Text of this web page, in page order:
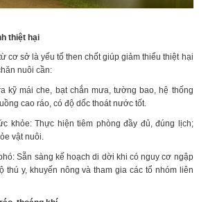
thiệt hại
cơ sở là yếu tố then chốt giúp giảm thiểu thiệt hại
nuôi cần:
kỹ mái che, bạt chắn mưa, tường bao, hệ thống
cao ráo, có độ dốc thoát nước tốt.
khỏe: Thực hiện tiêm phòng đầy đủ, đúng lịch;
vật nuôi.
Sẵn sàng kế hoạch di dời khi có nguy cơ ngập
thú y, khuyến nông và tham gia các tổ nhóm liên